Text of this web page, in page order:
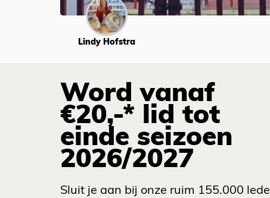
Lindy Hofstra
Word vanaf
€20,-* lid tot
einde seizoen
2026/2027
Sluit je aan bij onze ruim 155.000